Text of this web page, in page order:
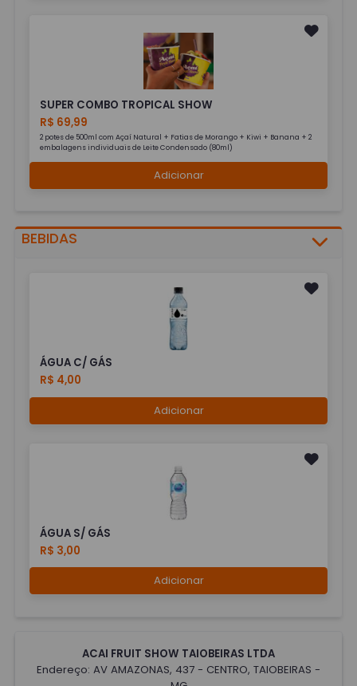
SUPER COMBO TROPICAL SHOW
R$ 69,99
2 potes de 500ml com Açaí Natural + Fatias de Morango + Kiwi + Banana + 2
embalagens individuais de Leite Condensado (80ml)
Adicionar
BEBIDAS
ÁGUA C/ GÁS
R$ 4,00
Adicionar
ÁGUA S/ GÁS
R$ 3,00
Adicionar
ACAI FRUIT SHOW TAIOBEIRAS LTDA
Endereço: AV AMAZONAS, 437 - CENTRO, TAIOBEIRAS -